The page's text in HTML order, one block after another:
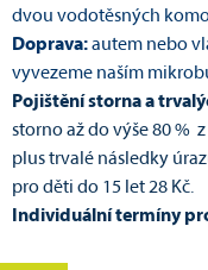
dvou vodotěsných
Doprava:autem nebo
vyvezeme naším
Pojištění storna a
storno až do výše 80 %
plus trvalé následky
pro děti do 15 let 28 Kč.
Individuální termíny